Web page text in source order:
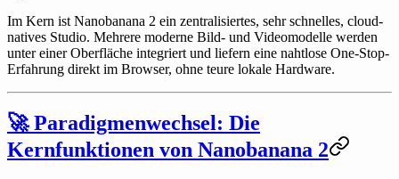
Im Kern ist Nanobanana 2 ein zentralisiertes, sehr schnelles, cloud-
natives Studio. Mehrere moderne Bild- und Videomodelle werden
unter einer Oberfläche integriert und liefern eine nahtlose One-Stop-
Erfahrung direkt im Browser, ohne teure lokale Hardware.
🚀 Paradigmenwechsel: Die
Kernfunktionen von Nanobanana 2